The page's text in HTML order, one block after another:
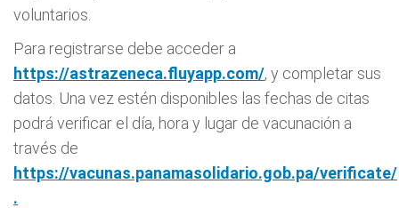
voluntarios.
Para registrarse debe acceder a
https://astrazeneca.fluyapp.com/, y completar sus
datos. Una vez estén disponibles las fechas de citas
podrá verificar el día, hora y lugar de vacunación a
través de
https://vacunas.panamasolidario.gob.pa/verificate/
.